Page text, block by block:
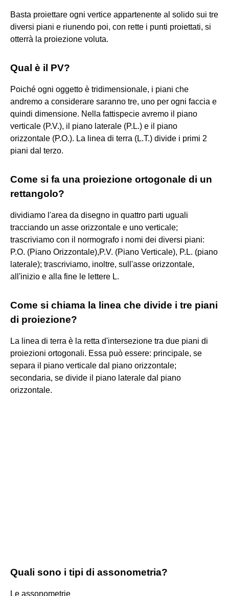
Basta proiettare ogni vertice appartenente al solido sui tre
diversi piani e riunendo poi, con rette i punti proiettati, si
otterrà la proiezione voluta.
Qual è il PV?
Poiché ogni oggetto è tridimensionale, i piani che
andremo a considerare saranno tre, uno per ogni faccia e
quindi dimensione. Nella fattispecie avremo il piano
verticale (P.V.), il piano laterale (P.L.) e il piano
orizzontale (P.O.). La linea di terra (L.T.) divide i primi 2
piani dal terzo.
Come si fa una proiezione ortogonale di un
rettangolo?
dividiamo l'area da disegno in quattro parti uguali
tracciando un asse orizzontale e uno verticale;
trascriviamo con il normografo i nomi dei diversi piani:
P.O. (Piano Orizzontale),P.V. (Piano Verticale), P.L. (piano
laterale); trascriviamo, inoltre, sull'asse orizzontale,
all'inizio e alla fine le lettere L.
Come si chiama la linea che divide i tre piani
di proiezione?
La linea di terra è la retta d'intersezione tra due piani di
proiezioni ortogonali. Essa può essere: principale, se
separa il piano verticale dal piano orizzontale;
secondaria, se divide il piano laterale dal piano
orizzontale.
Quali sono i tipi di assonometria?
Le assonometrie